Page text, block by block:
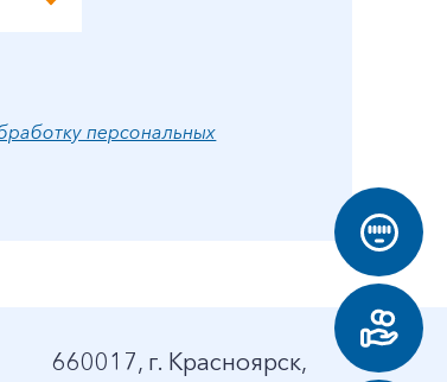
персональных
660017, г. Красноярск,